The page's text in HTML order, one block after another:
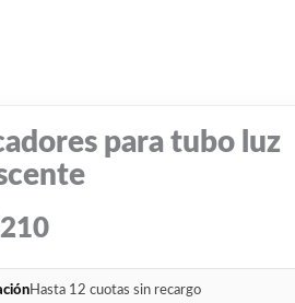
para tubo luz
210
$210.
Hasta 12 cuotas sin recargo